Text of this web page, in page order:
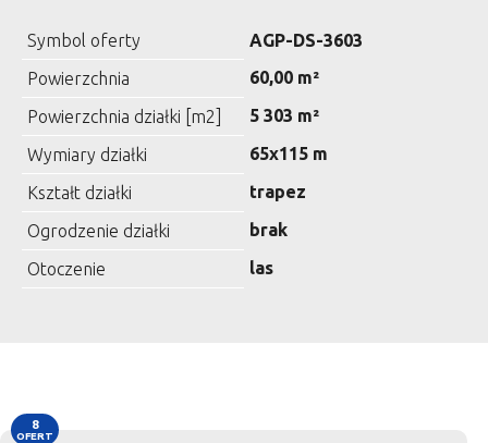
Symbol oferty
AGP-DS-3603
Powierzchnia
60,00 m²
Powierzchnia działki [m2]
5 303 m²
Wymiary działki
65x115 m
Kształt działki
trapez
Ogrodzenie działki
brak
Otoczenie
las
8
OFERT